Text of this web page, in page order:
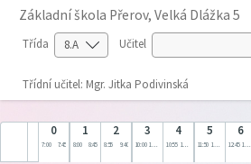
Základní škola Přerov, Velká Dlážka 5
Třída Učitel
Třídní učitel: Mgr. Jitka Podivinská
0
7:00 7:45
1
8:00 8:45
2
8:55 9:40
3
10:00 10:45
4
10:55 11:40
5
11:50 12:35
6
12:45 13:30